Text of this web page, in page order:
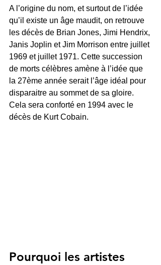
A l’origine du nom, et surtout de l’idée
qu’il existe un âge maudit, on retrouve
les décès de Brian Jones, Jimi Hendrix,
Janis Joplin et Jim Morrison entre juillet
1969 et juillet 1971. Cette succession
de morts célèbres amène à l’idée que
la 27ème année serait l’âge idéal pour
disparaitre au sommet de sa gloire.
Cela sera conforté en 1994 avec le
décès de Kurt Cobain.
Pourquoi les artistes